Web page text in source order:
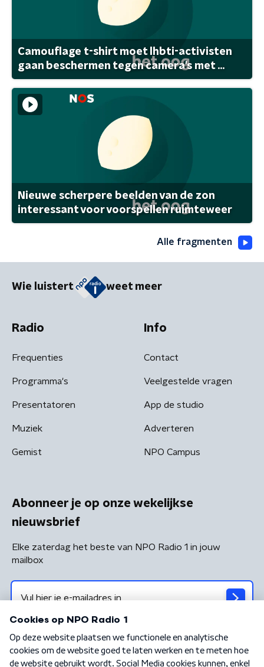
Camouflage t-shirt moet lhbti-activisten
gaan beschermen tegen camera's met ...
Nieuwe scherpere beelden van de zon
interessant voor voorspellen ruimteweer
Alle fragmenten
Wie luistert weet meer
Radio
Frequenties
Programma's
Presentatoren
Muziek
Gemist
Info
Contact
Veelgestelde vragen
App de studio
Adverteren
NPO Campus
Abonneer je op onze wekelijkse
nieuwsbrief
Elke zaterdag het beste van NPO Radio 1 in jouw
mailbox